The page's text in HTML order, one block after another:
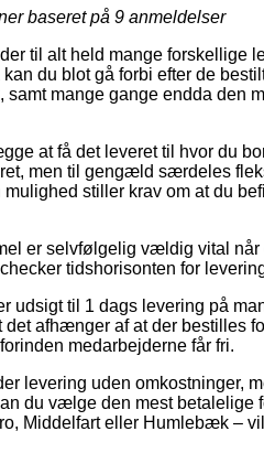
baseret på 9 anmeldelser
til alt held mange forskellige
du blot gå forbi efter de
samt mange gange endda den
at få det leveret til hvor du
men til gengæld særdeles
mulighed stiller krav om at du
er selvfølgelig vældig vital
tidshorisonten for
udsigt til 1 dags levering på
afhænger af at der bestilles
medarbejderne får fri.
levering uden omkostninger,
du vælge den mest
Middelfart eller Humlebæk –